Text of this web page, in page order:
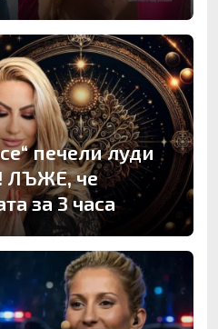
печели луди
ЛЪЖЕ, че
за 3 часа